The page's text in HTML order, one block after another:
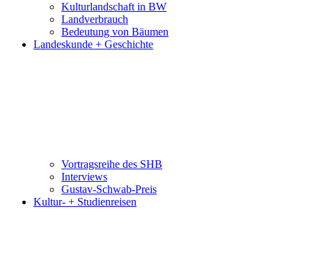
Kulturlandschaft in BW
Landverbrauch
Bedeutung von Bäumen
Landeskunde + Geschichte
Vortragsreihe des SHB
Interviews
Gustav-Schwab-Preis
Kultur- + Studienreisen